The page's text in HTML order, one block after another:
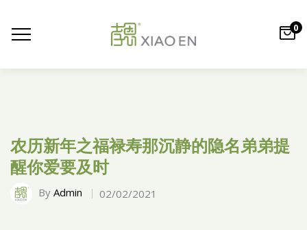
0
农历新年之福禄寿那沉静的隐名弟弟提
醒你爱要及时
By Admin 02/02/2021